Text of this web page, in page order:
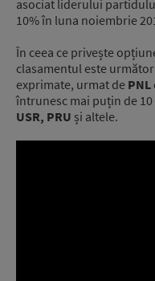
asociat liderului
10% în luna noiembrie
În ceea ce privește
clasamentul este
exprimate, urmat de PNL
întrunesc mai puțin de
USR, PRU și altele.